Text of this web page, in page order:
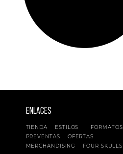
ENLACES
TIENDA ESTILOS
FORMATOS
PREVENTAS
OFERTAS
MERCHANDISING
FOUR SKULLS